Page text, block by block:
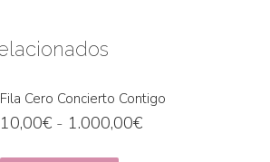
Fila Cero Concierto Contigo
10,00€ - 1.000,00€Rango